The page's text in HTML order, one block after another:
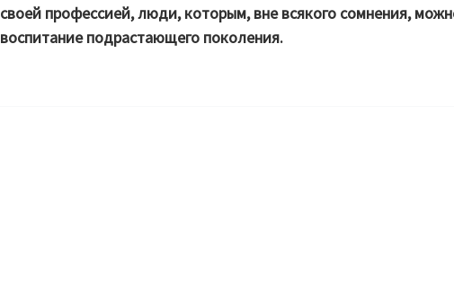
своей профессией, люди, которым, вне всякого сомнения,
воспитание подрастающего поколения.